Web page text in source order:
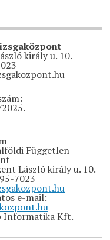
király u. 10.
Független
László király u. 10.
7023
e-mail:
Informatika Kft.